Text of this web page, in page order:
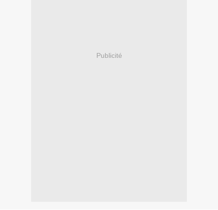
Publicité